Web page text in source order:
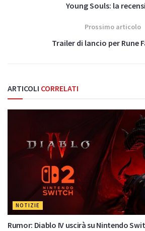
Young Souls: la
Prossimo articolo
Trailer di lancio per Rune
ARTICOLI CORRELATI
NOTIZIE
Rumor: Diablo IV uscirà su Nintendo